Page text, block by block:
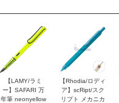
【LAMY/ラミ
ー】SAFARI 万
年筆 neonyellow
【Rhodia/ロディ
ア】scRipt/スク
リプト メカニカ